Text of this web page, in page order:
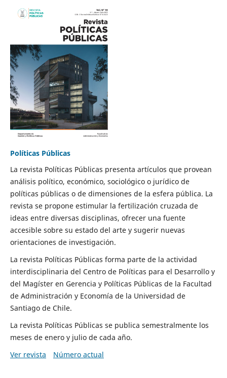
Políticas Públicas
La revista Políticas Públicas presenta artículos que provean
análisis político, económico, sociológico o jurídico de
políticas públicas o de dimensiones de la esfera pública. La
revista se propone estimular la fertilización cruzada de
ideas entre diversas disciplinas, ofrecer una fuente
accesible sobre su estado del arte y sugerir nuevas
orientaciones de investigación.
La revista Políticas Públicas forma parte de la actividad
interdisciplinaria del Centro de Políticas para el Desarrollo y
del Magíster en Gerencia y Políticas Públicas de la Facultad
de Administración y Economía de la Universidad de
Santiago de Chile.
La revista Políticas Públicas se publica semestralmente los
meses de enero y julio de cada año.
Ver revista
Número actual